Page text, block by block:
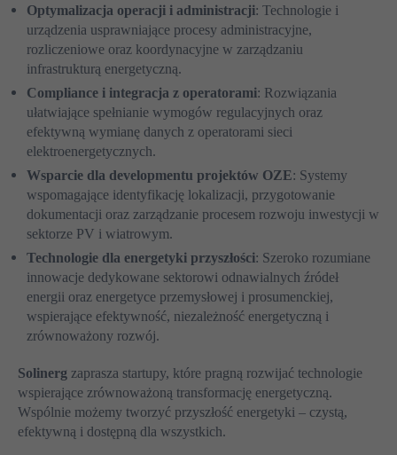
Optymalizacja operacji i administracji: Technologie i
urządzenia usprawniające procesy administracyjne,
rozliczeniowe oraz koordynacyjne w zarządzaniu
infrastrukturą energetyczną.
Compliance i integracja z operatorami: Rozwiązania
ułatwiające spełnianie wymogów regulacyjnych oraz
efektywną wymianę danych z operatorami sieci
elektroenergetycznych.
Wsparcie dla developmentu projektów OZE: Systemy
wspomagające identyfikację lokalizacji, przygotowanie
dokumentacji oraz zarządzanie procesem rozwoju inwestycji w
sektorze PV i wiatrowym.
Technologie dla energetyki przyszłości: Szeroko rozumiane
innowacje dedykowane sektorowi odnawialnych źródeł
energii oraz energetyce przemysłowej i prosumenckiej,
wspierające efektywność, niezależność energetyczną i
zrównoważony rozwój.
Solinerg zaprasza startupy, które pragną rozwijać technologie
wspierające zrównoważoną transformację energetyczną.
Wspólnie możemy tworzyć przyszłość energetyki – czystą,
efektywną i dostępną dla wszystkich.